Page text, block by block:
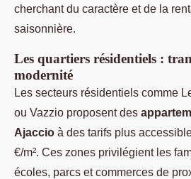
cherchant du caractère et de la
saisonnière.
Les quartiers résidentiels :
modernité
Les secteurs résidentiels comme
ou Vazzio proposent des
Ajaccio à des tarifs plus
€/m². Ces zones privilégient les
écoles, parcs et commerces de